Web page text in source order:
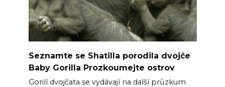
Seznamte se Shatilla porodila dvojče
Baby Gorilla Prozkoumejte ostrov
Gorilí dvojčata se vydávají na další průzkum